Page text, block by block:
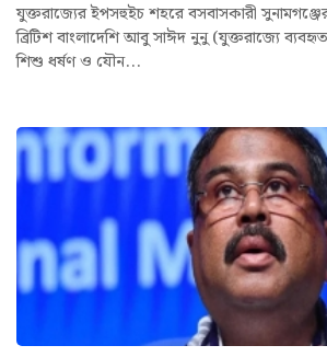
যুক্তরাজ্যের ইপসহুইচ শহরে বসবাসকারী
ব্রিটিশ বাংলাদেশি আবু সাঈদ নুনু (যুক্তরাজ্যে
শিশু ধর্ষণ ও যৌন...